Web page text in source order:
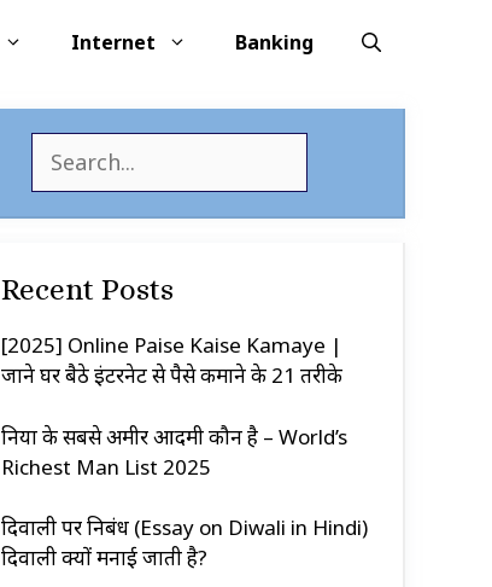
Internet Banking
h
Recent Posts
[2025] Online Paise Kaise Kamaye |
जाने घर बैठे इंटरनेट से पैसे कमाने के 21 तरीके
दुनिया के सबसे अमीर आदमी कौन है – World’s
Richest Man List 2025
दिवाली पर निबंध (Essay on Diwali in Hindi)
दिवाली क्यों मनाई जाती है?